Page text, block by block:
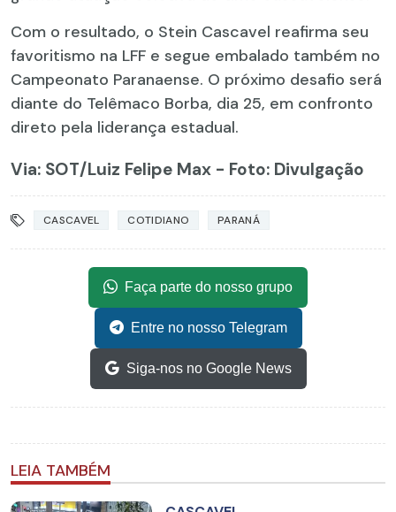
Com o resultado, o Stein Cascavel reafirma seu
favoritismo na LFF e segue embalado também no
Campeonato Paranaense. O próximo desafio será
diante do Telêmaco Borba, dia 25, em confronto
direto pela liderança estadual.
Via: SOT/Luiz Felipe Max - Foto: Divulgação
CASCAVEL COTIDIANO PARANÁ
Faça parte do nosso grupo
Entre no nosso Telegram
Siga-nos no Google News
LEIA TAMBÉM